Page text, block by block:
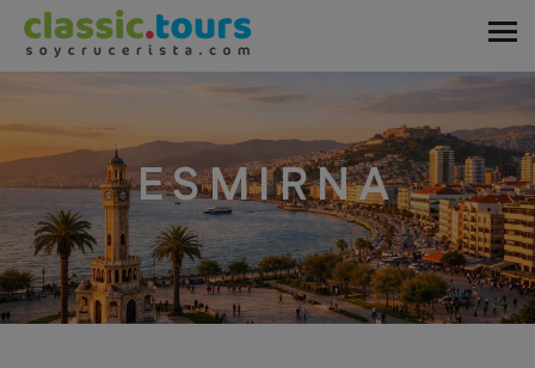
ESMIRNA